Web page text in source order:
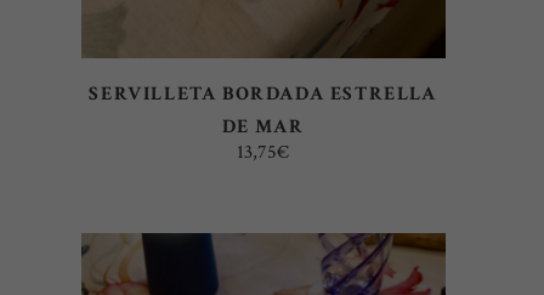
SERVILLETA BORDADA ESTRELLA
DE MAR
13,75€